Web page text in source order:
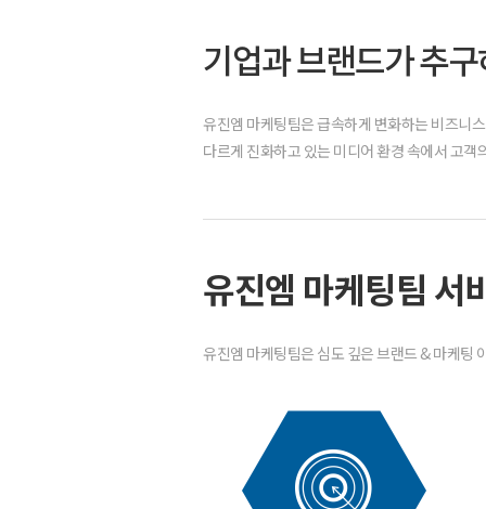
기업과 브랜드가 추
유진엠 마케팅팀은 급속하게 변화하는 비즈니
다르게 진화하고 있는 미디어 환경 속에서 고
유진엠 마케팅팀 서
유진엠 마케팅팀은 심도 깊은 브랜드 & 마케팅